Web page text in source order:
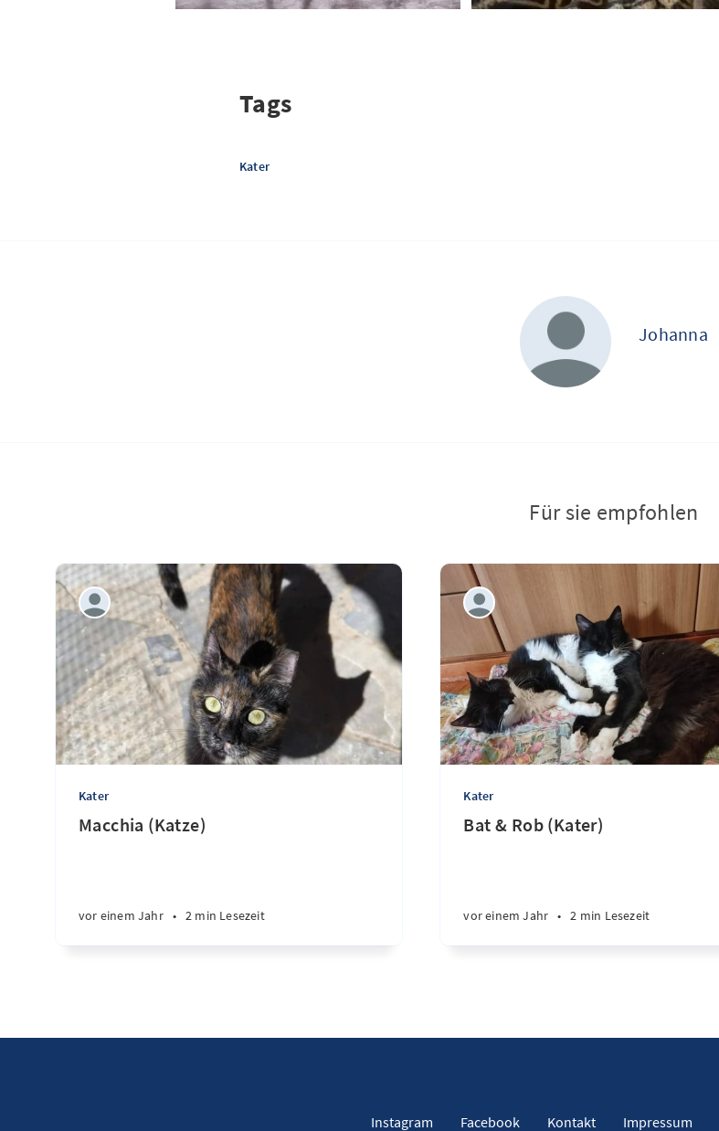
Tags
Kater
Johanna
Für sie empfohlen
Kater
Macchia (Katze)
vor einem Jahr • 2 min Lesezeit
Kater
Bat & Rob (Kater)
vor einem Jahr • 2 min Lesezeit
Instagram Facebook Kontakt Impressum